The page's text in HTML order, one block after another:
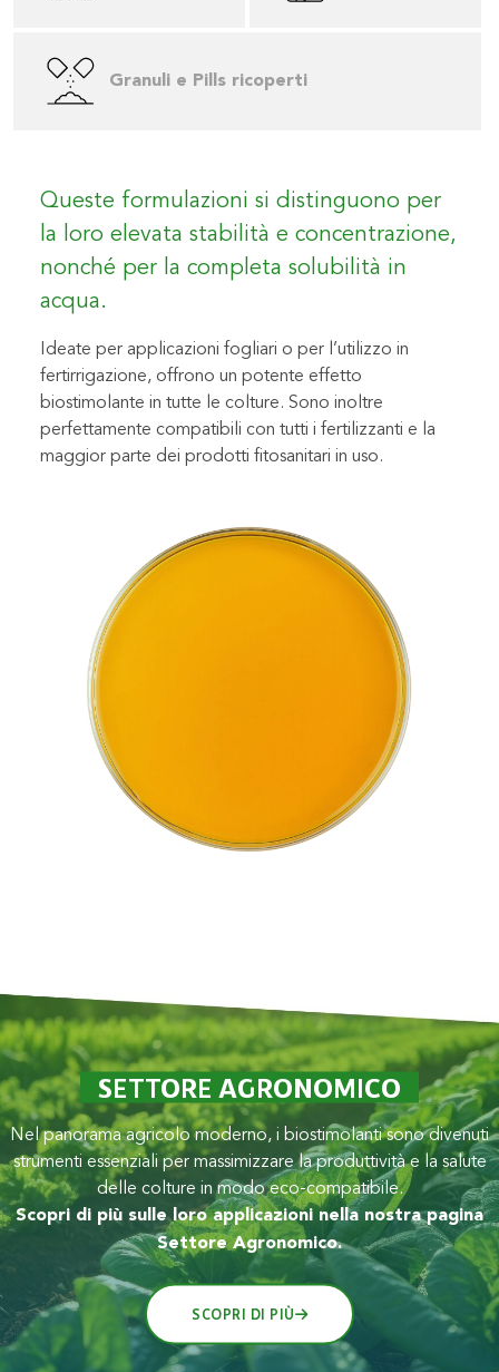
Granuli e Pills ricoperti
Queste formulazioni si distinguono per
la loro elevata stabilità e concentrazione,
nonché per la completa solubilità in
acqua.
Ideate per applicazioni fogliari o per l’utilizzo in
fertirrigazione, offrono un potente effetto
biostimolante in tutte le colture. Sono inoltre
perfettamente compatibili con tutti i fertilizzanti e la
maggior parte dei prodotti fitosanitari in uso.
SETTORE AGRONOMICO
Nel panorama agricolo moderno, i biostimolanti sono divenuti
strumenti essenziali per massimizzare la produttività e la salute
delle colture in modo eco-compatibile.
Scopri di più sulle loro applicazioni nella nostra pagina
Settore Agronomico.
SCOPRI DI PIÙ